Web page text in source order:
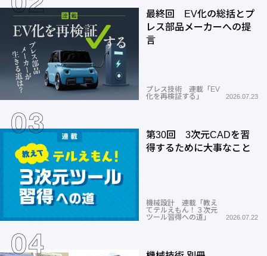
最終回 EV化の総括とプ
レス部品メーカーへの提
言
プレス技術 連載「EV
化を再検証する」
2026.07.23
第30回 3次元CADを習
得するために大事なこと
機械設計 連載「教え
てテルえもん！３次元
ツール習得への道」
2026.07.22